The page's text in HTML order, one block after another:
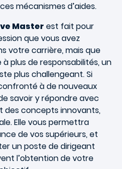
mécanismes d’aides.
Master est fait pour
que vous avez
votre carrière, mais que
plus de responsabilités, un
plus challengeant. Si
à de nouveaux
savoir y répondre avec
des concepts innovants,
Elle vous permettra
de vos supérieurs, et
un poste de dirigeant
l’obtention de votre